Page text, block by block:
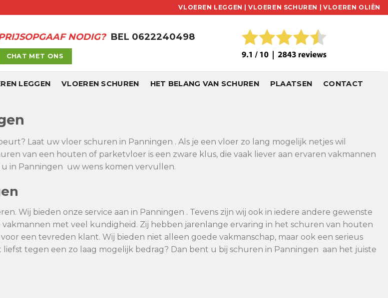
VLOEREN LEGGEN | VLOEREN SCHUREN | VLOEREN OLIËN
NODIG? BEL 0622240498
CHAT MET ONS
LEGGEN VLOEREN SCHUREN HET BELANG VAN SCHUREN PLAATSEN CONTACT
Laat uw vloer schuren in Panningen . Als je een vloer zo lang mogelijk netjes wil
van een houten of parketvloer is een zware klus, die vaak liever aan ervaren vakmannen
in Panningen uw wens komen vervullen.
Wij bieden onze service aan in Panningen . Tevens zijn wij ook in iedere andere gewenste
met veel kundigheid. Zij hebben jarenlange ervaring in het schuren van houten
een tevreden klant. Wij bieden niet alleen goede vakmanschap, maar ook een serieus
tegen een zo laag mogelijk bedrag? Dan bent u bij schuren in Panningen aan het juiste